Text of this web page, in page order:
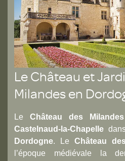
Le Château et
Milandes en
Le Château des Milandes
Castelnaud-la-Chapelle
Dordogne. Le Château
l’époque médiévale la